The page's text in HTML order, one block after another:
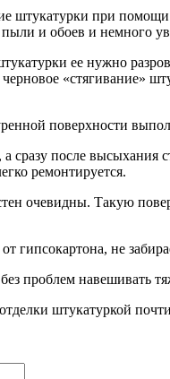
штукатурки при
и обоев и немного
ее нужно
«стягивание»
поверхности
сразу после высыхания
ремонтируется.
очевидны. Такую
гипсокартона, не
проблем навешивать
штукатуркой